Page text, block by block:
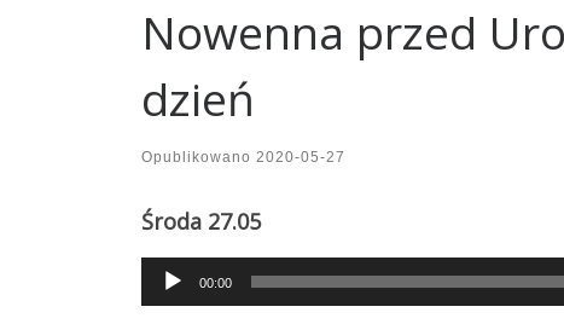
Nowenna przed
dzień
Opublikowano 2020-05-27
Środa 27.05
Audio
Player
00:00